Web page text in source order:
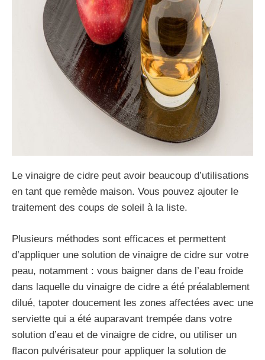
Le vinaigre de cidre peut avoir beaucoup d’utilisations
en tant que remède maison. Vous pouvez ajouter le
traitement des coups de soleil à la liste.
Plusieurs méthodes sont efficaces et permettent
d’appliquer une solution de vinaigre de cidre sur votre
peau, notamment : vous baigner dans de l’eau froide
dans laquelle du vinaigre de cidre a été préalablement
dilué, tapoter doucement les zones affectées avec une
serviette qui a été auparavant trempée dans votre
solution d’eau et de vinaigre de cidre, ou utiliser un
flacon pulvérisateur pour appliquer la solution de